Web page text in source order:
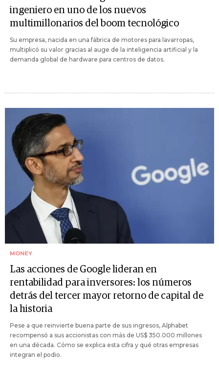
ingeniero en uno de los nuevos
multimillonarios del boom tecnológico
Su empresa, nacida en una fábrica de motores para lavarropas,
multiplicó su valor gracias al auge de la inteligencia artificial y la
demanda global de hardware para centros de datos.
MONEY
Las acciones de Google lideran en
rentabilidad para inversores: los números
detrás del tercer mayor retorno de capital de
la historia
Pese a que reinvierte buena parte de sus ingresos, Alphabet
recompensó a sus accionistas con más de US$ 350.000 millones
en una década. Cómo se explica esta cifra y qué otras empresas
integran el podio.